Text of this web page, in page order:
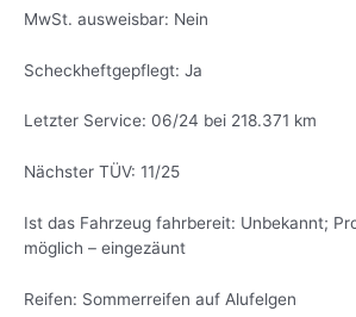
MwSt. ausweisbar: Nein
Scheckheftgepflegt: Ja
Letzter Service: 06/24 bei 218.371 km
Nächster TÜV: 11/25
Ist das Fahrzeug fahrbereit: Unbekannt;
möglich – eingezäunt
Reifen: Sommerreifen auf Alufelgen